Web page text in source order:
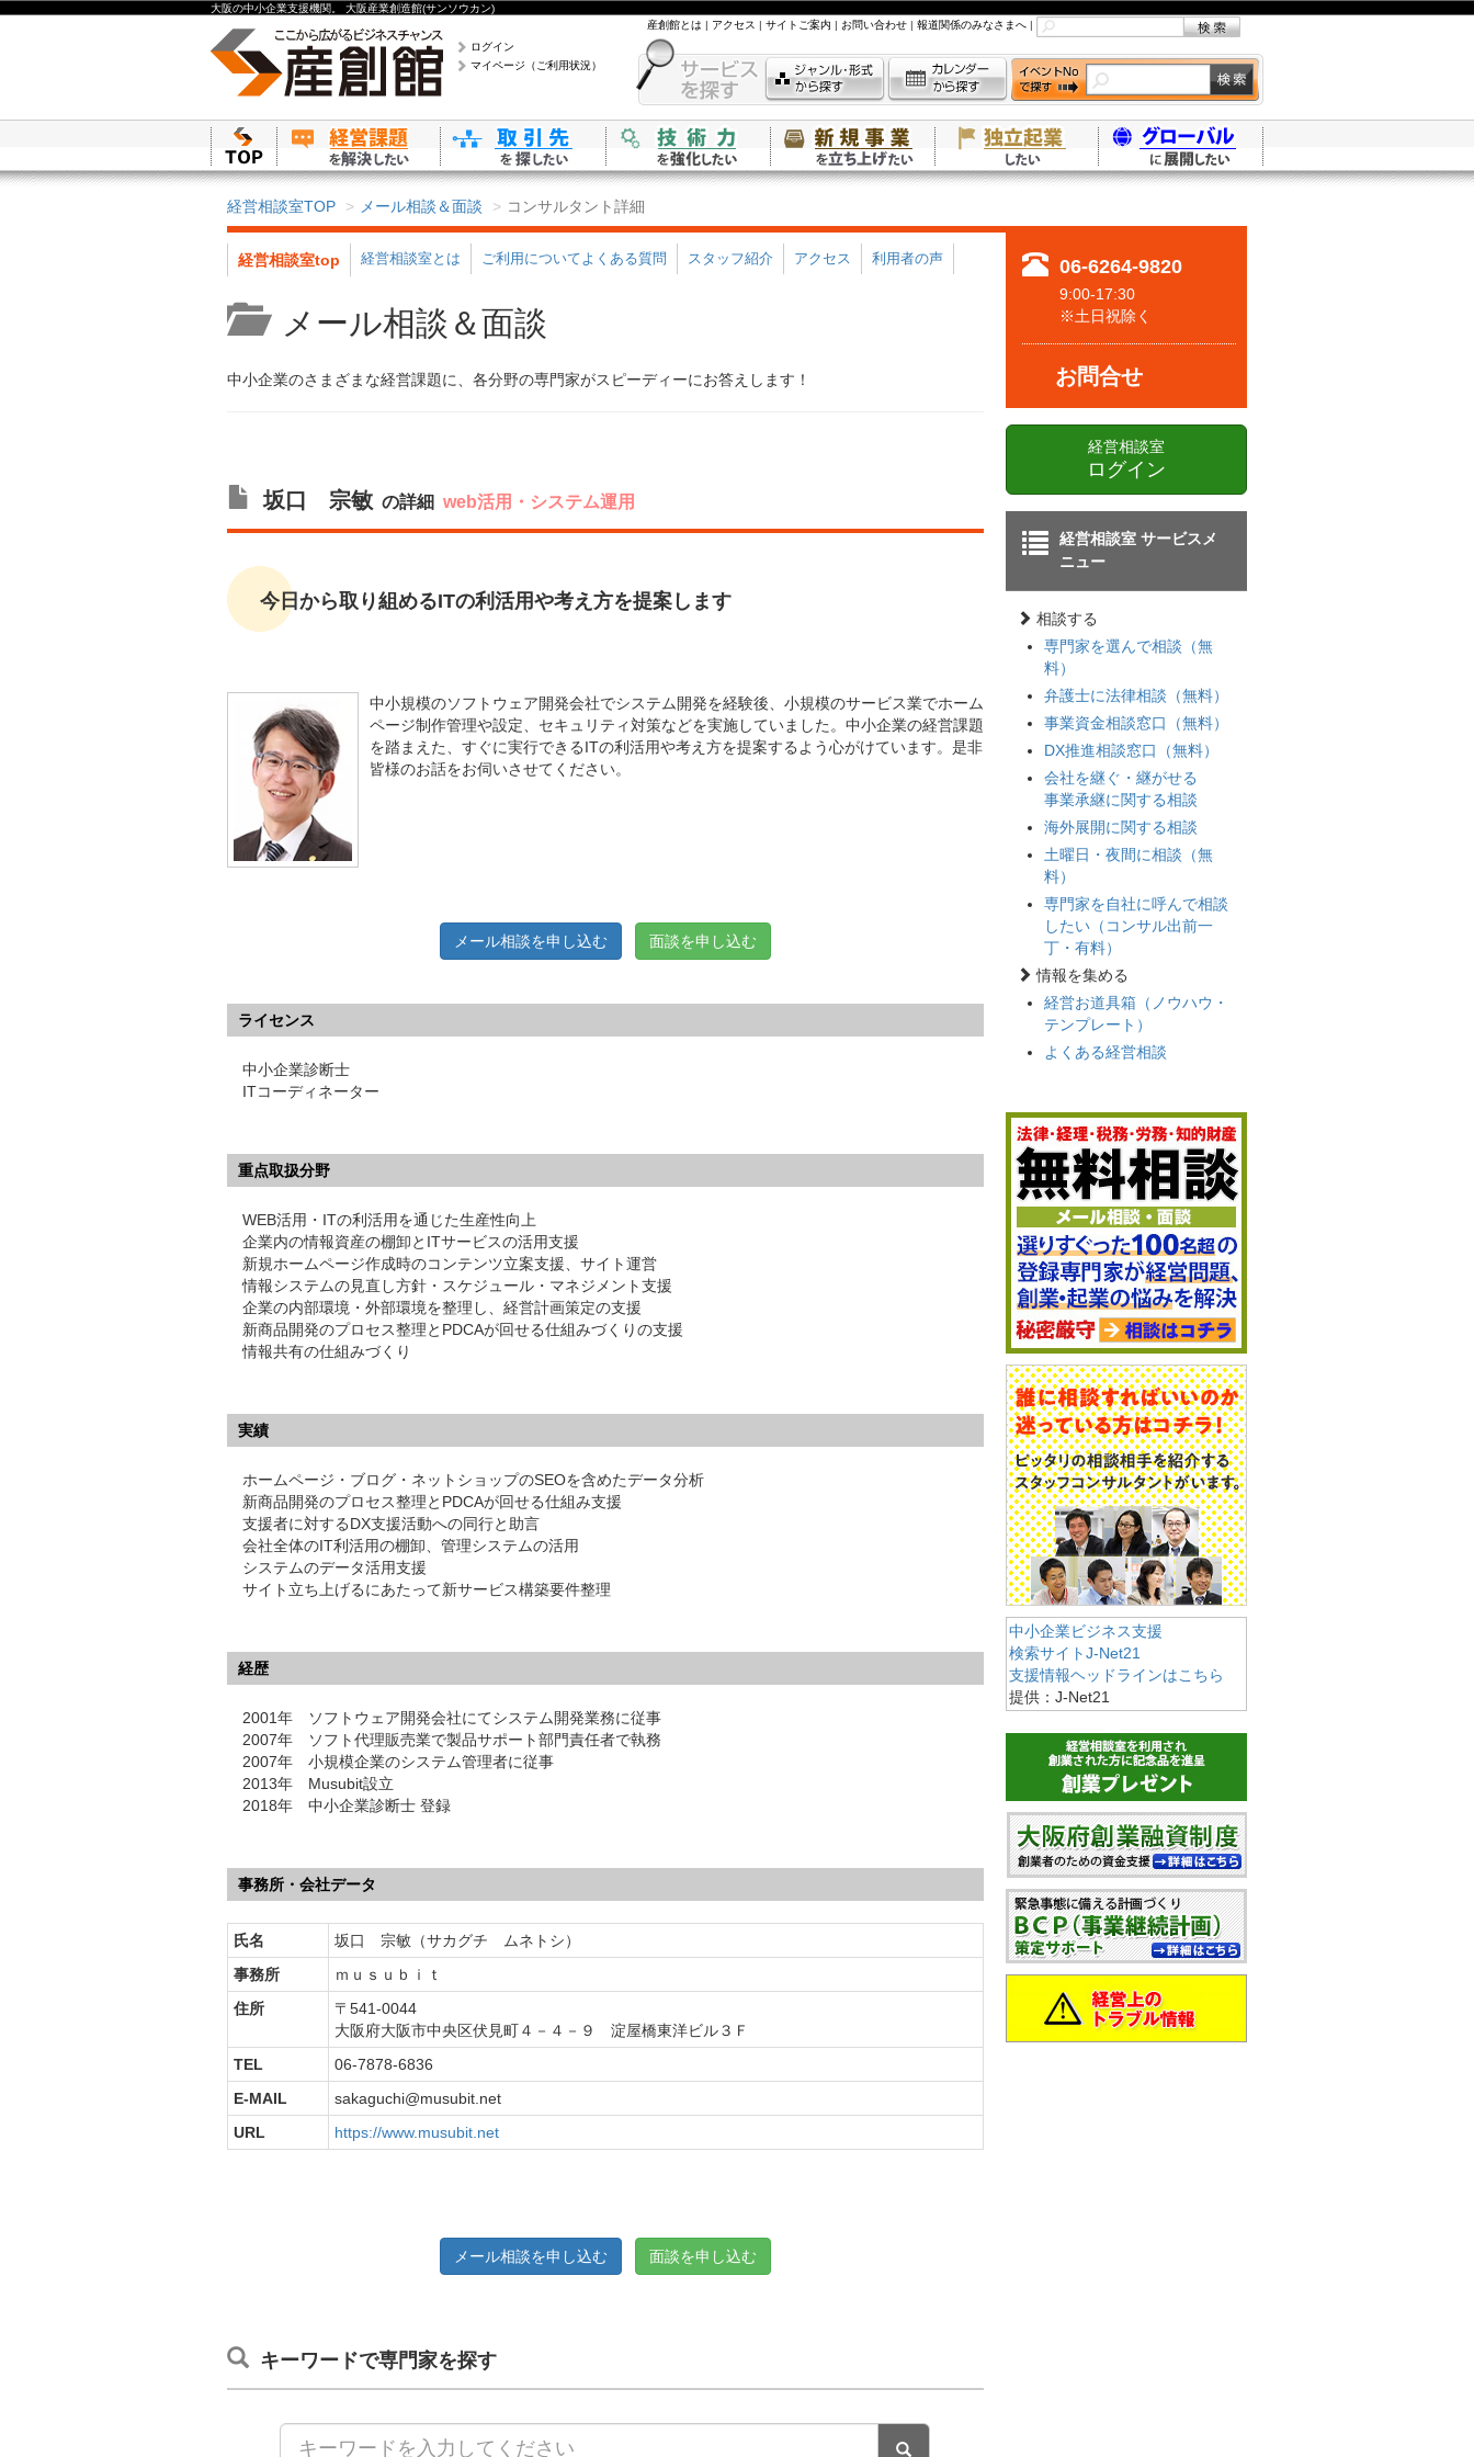
大阪の中小企業支援機関。 大阪産業創造館(サンソウカン)
ログイン
マイページ（ご利用状況）
産創館とは | アクセス | サイトご案内 | お問い合わせ | 報道関係のみなさまへ |
経営相談室TOP メール相談＆面談 コンサルタント詳細
経営相談室top 経営相談室とは ご利用についてよくある質問 スタッフ紹介 アクセス 利用者の声
メール相談＆面談
中小企業のさまざまな経営課題に、各分野の専門家がスピーディーにお答えします！
坂口 宗敏 の詳細 web活用・システム運用
今日から取り組めるITの利活用や考え方を提案します
中小規模のソフトウェア開発会社でシステム開発を経験後、小規模のサービス業でホーム
ページ制作管理や設定、セキュリティ対策などを実施していました。中小企業の経営課題
を踏まえた、すぐに実行できるITの利活用や考え方を提案するよう心がけています。是非
皆様のお話をお伺いさせてください。
メール相談を申し込む 面談を申し込む
ライセンス
中小企業診断士
ITコーディネーター
重点取扱分野
WEB活用・ITの利活用を通じた生産性向上
企業内の情報資産の棚卸とITサービスの活用支援
新規ホームページ作成時のコンテンツ立案支援、サイト運営
情報システムの見直し方針・スケジュール・マネジメント支援
企業の内部環境・外部環境を整理し、経営計画策定の支援
新商品開発のプロセス整理とPDCAが回せる仕組みづくりの支援
情報共有の仕組みづくり
実績
ホームページ・ブログ・ネットショップのSEOを含めたデータ分析
新商品開発のプロセス整理とPDCAが回せる仕組み支援
支援者に対するDX支援活動への同行と助言
会社全体のIT利活用の棚卸、管理システムの活用
システムのデータ活用支援
サイト立ち上げるにあたって新サービス構築要件整理
経歴
2001年 ソフトウェア開発会社にてシステム開発業務に従事
2007年 ソフト代理販売業で製品サポート部門責任者で執務
2007年 小規模企業のシステム管理者に従事
2013年 Musubit設立
2018年 中小企業診断士 登録
事務所・会社データ
氏名
坂口 宗敏（サカグチ ムネトシ）
事務所
ｍｕｓｕｂｉｔ
住所
〒541-0044
大阪府大阪市中央区伏見町４－４－９ 淀屋橋東洋ビル３Ｆ
TEL
06-7878-6836
E-MAIL
sakaguchi@musubit.net
URL
https://www.musubit.net
メール相談を申し込む 面談を申し込む
キーワードで専門家を探す
06-6264-9820
9:00-17:30
※土日祝除く
お問合せ
経営相談室
ログイン
経営相談室 サービスメ
ニュー
相談する
専門家を選んで相談（無
料）
弁護士に法律相談（無料）
事業資金相談窓口（無料）
DX推進相談窓口（無料）
会社を継ぐ・継がせる
事業承継に関する相談
海外展開に関する相談
土曜日・夜間に相談（無
料）
専門家を自社に呼んで相談
したい（コンサル出前一
丁・有料）
情報を集める
経営お道具箱（ノウハウ・
テンプレート）
よくある経営相談
中小企業ビジネス支援
検索サイトJ-Net21
支援情報ヘッドラインはこちら
提供：J-Net21